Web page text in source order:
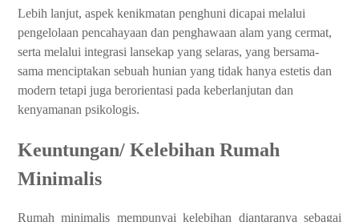
Lebih lanjut, aspek kenikmatan penghuni dicapai melalui
pengelolaan pencahayaan dan penghawaan alam yang cermat,
serta melalui integrasi lansekap yang selaras, yang bersama-
sama menciptakan sebuah hunian yang tidak hanya estetis dan
modern tetapi juga berorientasi pada keberlanjutan dan
kenyamanan psikologis.
Keuntungan/ Kelebihan Rumah
Minimalis
Rumah minimalis mempunyai kelebihan diantaranya sebagai